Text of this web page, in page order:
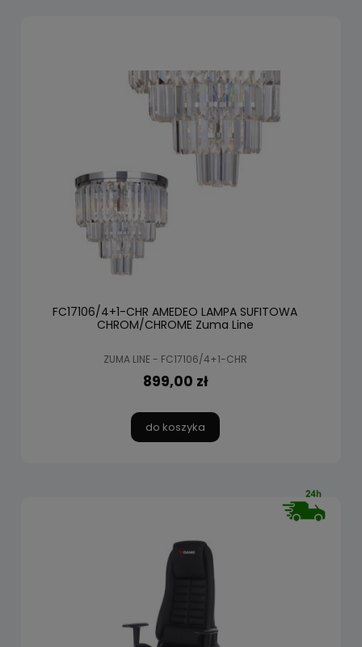
FC17106/4+1-CHR AMEDEO LAMPA SUFITOWA
CHROM/CHROME Zuma Line
ZUMA LINE - FC17106/4+1-CHR
899,00 zł
do koszyka